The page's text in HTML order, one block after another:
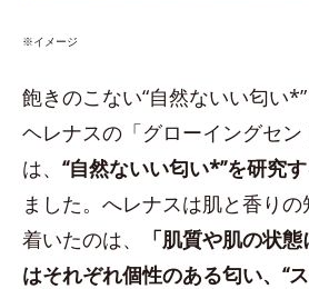
※イメージ
飽きのこない“自然ないい匂い*”
ヘレナスの「グローイングセン
は、 “自然ないい匂い*”を研究
ました。へレナスは肌と香りの
着いたのは、
「肌質や肌の状
はそれぞれ個性のある匂い、“